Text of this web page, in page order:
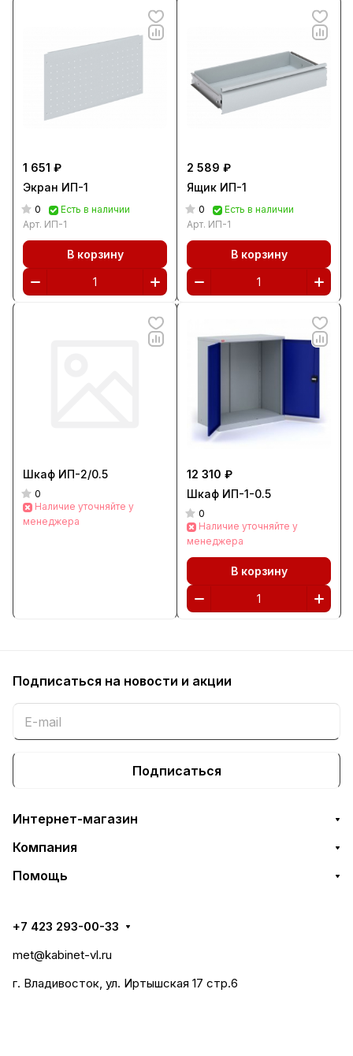
1 651 ₽
Экран ИП-1
0
Есть в наличии
Арт. ИП-1
В корзину
2 589 ₽
Ящик ИП-1
0
Есть в наличии
Арт. ИП-1
В корзину
Шкаф ИП-2/0.5
0
Наличие уточняйте у
менеджера
12 310 ₽
Шкаф ИП-1-0.5
0
Наличие уточняйте у
менеджера
В корзину
Подписаться на новости и акции
Подписаться
Интернет-магазин
Компания
Помощь
+7 423 293-00-33
met@kabinet-vl.ru
г. Владивосток, ул. Иртышская 17 стр.6